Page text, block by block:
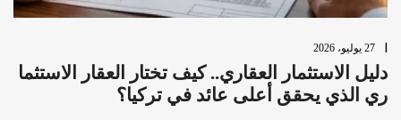
27 يوليو، 2026
دليل الاستثمار العقاري.. كيف تختار العقار الاستثما
ري الذي يحقق أعلى عائد في تركيا؟